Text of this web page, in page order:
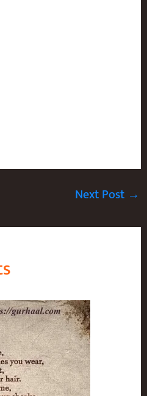
Next Post →